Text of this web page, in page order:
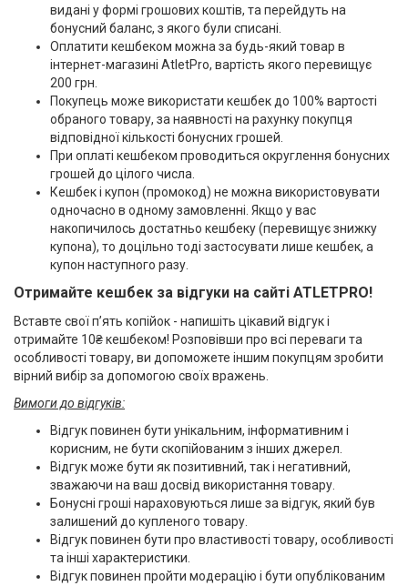
видані у формі грошових коштів, та перейдуть на
бонусний баланс, з якого були списані.
Оплатити кешбеком можна за будь-який товар в
інтернет-магазині AtletPro, вартість якого перевищує
200 грн.
Покупець може використати кешбек до 100% вартості
обраного товару, за наявності на рахунку покупця
відповідної кількості бонусних грошей.
При оплаті кешбеком проводиться округлення бонусних
грошей до цілого числа.
Кешбек і купон (промокод) не можна використовувати
одночасно в одному замовленні. Якщо у вас
накопичилось достатньо кешбеку (перевищує знижку
купона), то доцільно тоді застосувати лише кешбек, а
купон наступного разу.
Отримайте кешбек за відгуки на сайті ATLETPRO!
Вставте свої п’ять копійок - напишіть цікавий відгук і
отримайте 10₴ кешбеком! Розповівши про всі переваги та
особливості товару, ви допоможете іншим покупцям зробити
вірний вибір за допомогою своїх вражень.
Вимоги до відгуків:
Відгук повинен бути унікальним, інформативним і
корисним, не бути скопійованим з інших джерел.
Відгук може бути як позитивний, так і негативний,
зважаючи на ваш досвід використання товару.
Бонусні гроші нараховуються лише за відгук, який був
залишений до купленого товару.
Відгук повинен бути про властивості товару, особливості
та інші характеристики.
Відгук повинен пройти модерацію і бути опублікованим